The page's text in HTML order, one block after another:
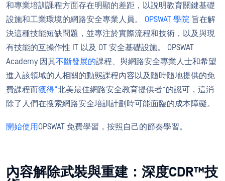
和專業培訓課程方面存在明顯的差距，以説明教育關鍵基礎
設施和工業環境的網路安全專業人員。 OPSWAT 學院 旨在解
決這種技能短缺問題，並專注於實際流程和技術，以及與現
有技能的互操作性 IT 以及 OT 安全基礎設施。 OPSWAT
Academy 因其不斷發展的課程、與網路安全專業人士和希望
進入該領域的人相關的動態課程內容以及隨時隨地提供的免
費課程而獲得“北美最佳網路安全教育提供者”的認可，這消
除了人們在搜索網路安全培訓計劃時可能面臨的成本障礙。
開始使用 OPSWAT 免費學習，按照自己的節奏學習。
內容解除武裝與重建：深度CDR™技